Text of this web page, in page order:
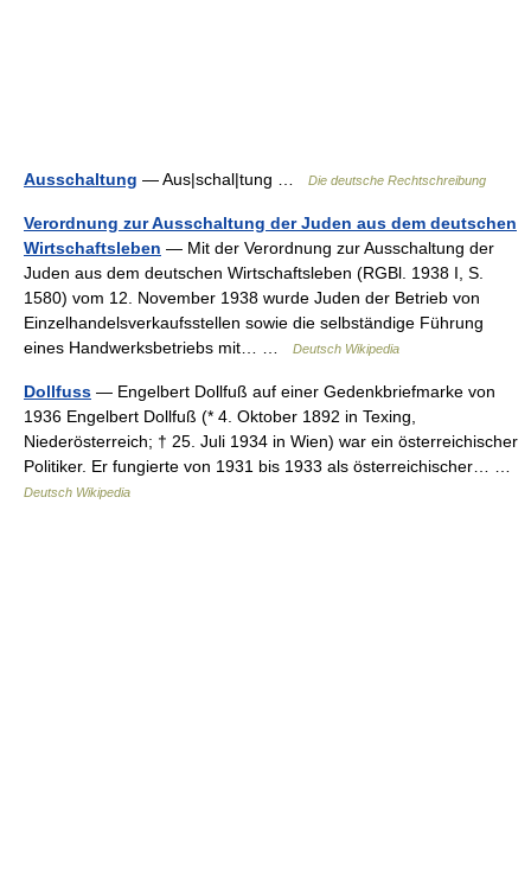
Ausschaltung — Aus|schal|tung … Die deutsche Rechtschreibung
Verordnung zur Ausschaltung der Juden aus dem deutschen
Wirtschaftsleben — Mit der Verordnung zur Ausschaltung der
Juden aus dem deutschen Wirtschaftsleben (RGBl. 1938 I, S.
1580) vom 12. November 1938 wurde Juden der Betrieb von
Einzelhandelsverkaufsstellen sowie die selbständige Führung
eines Handwerksbetriebs mit… …
Deutsch Wikipedia
Dollfuss — Engelbert Dollfuß auf einer Gedenkbriefmarke von
1936 Engelbert Dollfuß (* 4. Oktober 1892 in Texing,
Niederösterreich; † 25. Juli 1934 in Wien) war ein österreichischer
Politiker. Er fungierte von 1931 bis 1933 als österreichischer… …
Deutsch Wikipedia